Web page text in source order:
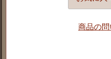
商品の